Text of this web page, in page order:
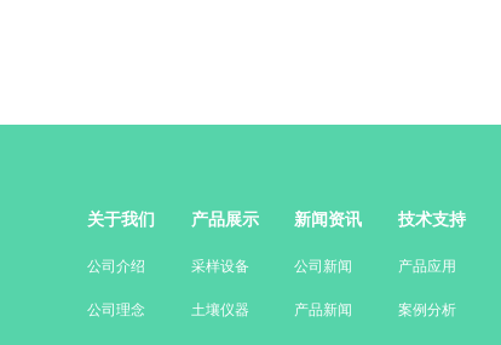
关于我们
公司介绍
公司理念
产品展示
采样设备
土壤仪器
新闻资讯
公司新闻
产品新闻
技术支持
产品应用
案例分析